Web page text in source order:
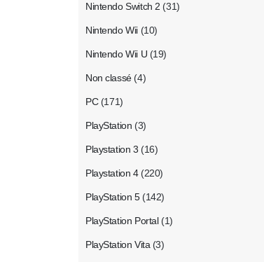
Nintendo Switch 2 (31)
Nintendo Wii (10)
Nintendo Wii U (19)
Non classé (4)
PC (171)
PlayStation (3)
Playstation 3 (16)
Playstation 4 (220)
PlayStation 5 (142)
PlayStation Portal (1)
PlayStation Vita (3)